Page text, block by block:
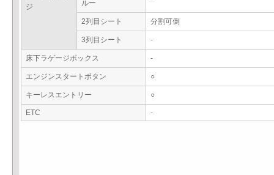
ジ
ルー
2列目シート 分割可倒
3列目シート -
床下ラゲージボックス -
エンジンスタートボタン ○
キーレスエントリー ○
ETC -